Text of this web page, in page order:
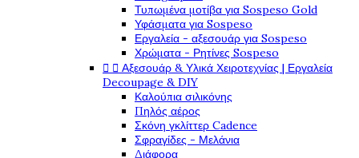
Τυπωμένα μοτίβα για Sospeso Gold
Υφάσματα για Sospeso
Εργαλεία - αξεσουάρ για Sospeso
Χρώματα - Ρητίνες Sospeso
  Αξεσουάρ & Υλικά Χειροτεχνίας | Εργαλεία
Decoupage & DIY
Καλούπια σιλικόνης
Πηλός αέρος
Σκόνη γκλίττερ Cadence
Σφραγίδες - Μελάνια
Διάφορα